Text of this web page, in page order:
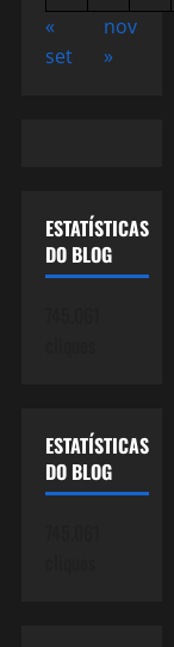
«
set
nov
»
ESTATÍSTICAS
DO BLOG
ESTATÍSTICAS
DO BLOG